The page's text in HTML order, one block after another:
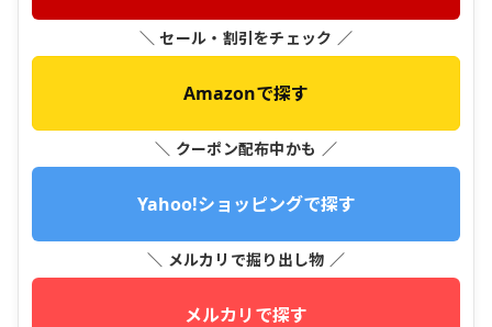
＼ セール・割引をチェック ／
Amazonで探す
＼ クーポン配布中かも ／
Yahoo!ショッピングで探す
＼ メルカリで掘り出し物 ／
メルカリで探す